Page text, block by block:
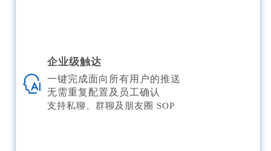
企业级触达
一键完成面向所有用户的推送
无需重复配置及员工确认
支持私聊、群聊及朋友圈 SOP